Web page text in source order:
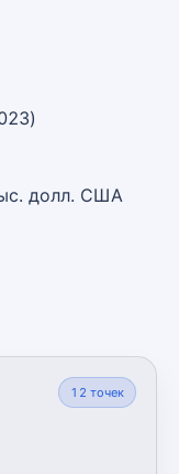
долл. США
12 точек